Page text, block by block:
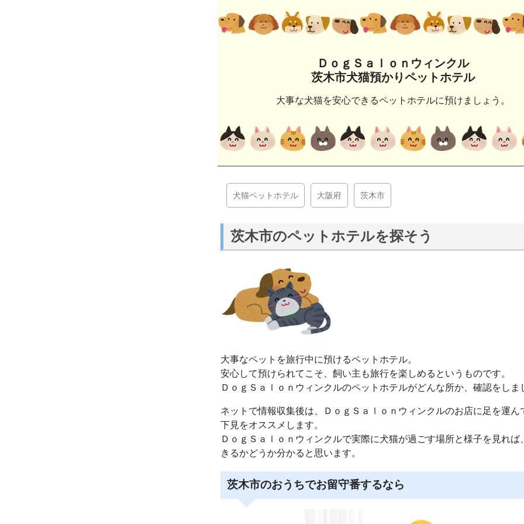
ＤｏｇＳａｌｏｎウィンクル
茨木市犬猫預かりペットホテル
大事な犬猫を安心できるペットホテルに預けましょう。
犬猫ペットホテル 大阪府 茨木市
茨木市のペットホテルを探そう
大事なペットを旅行中に預けるペットホテル。
安心して預けられてこそ、飼い主も旅行を楽しめるというものです。
ＤｏｇＳａｌｏｎウィンクルのペットホテルがどんな所か、確認をしま
ネットで情報収集後は、ＤｏｇＳａｌｏｎウィンクルのお店に足を運ん
下見をオススメします。
ＤｏｇＳａｌｏｎウィンクルで実際に犬猫が過ごす場所と様子を見れば
きるかどうか分かると思います。
茨木市のおうちでお留守番するなら